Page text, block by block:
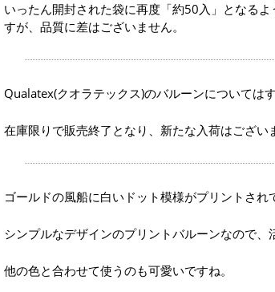
いったん開封された袋に再度「約50入」となる
すが、品質に差はございません。
Qualatex(クオラテックス)のバルーンについては
在庫限りで販売終了となり、新たな入荷はござい
ゴールドの風船に白いドット模様がプリントされ
シンプルなデザインのプリントバルーンなので、
他の色と合わせて使うのも可愛いですね。